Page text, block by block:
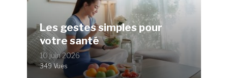
Les gestes simples pour
votre santé
10 juin 2026
349 Vues